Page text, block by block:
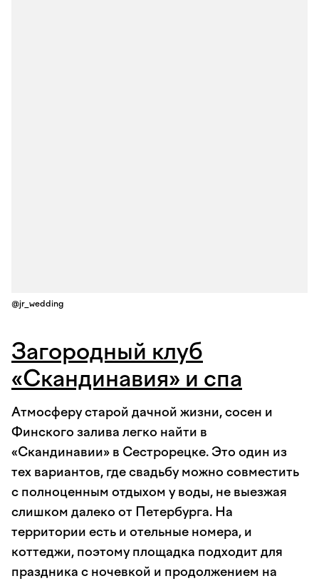
@jr_wedding
Загородный клуб
«Скандинавия» и спа
Атмосферу старой дачной жизни, сосен и
Финского залива легко найти в
«Скандинавии» в Сестрорецке. Это один из
тех вариантов, где свадьбу можно совместить
с полноценным отдыхом у воды, не выезжая
слишком далеко от Петербурга. На
территории есть и отельные номера, и
коттеджи, поэтому площадка подходит для
праздника с ночевкой и продолжением на